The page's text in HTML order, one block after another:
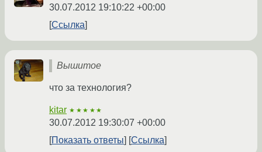
30.07.2012 19:10:22 +00:00
Ссылка
Вышитое
что за технология?
kitar ★★★★★
30.07.2012 19:30:07 +00:00
Показать ответы
Ссылка